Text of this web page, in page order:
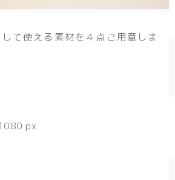
て使える素材を４点ご用意しま
px